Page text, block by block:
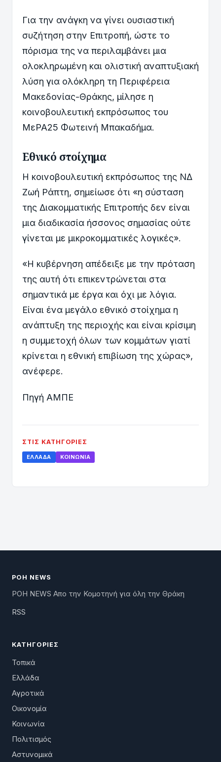
Για την ανάγκη να γίνει ουσιαστική
συζήτηση στην Επιτροπή, ώστε το
πόρισμα της να περιλαμβάνει μια
ολοκληρωμένη και ολιστική αναπτυξιακή
λύση για ολόκληρη τη Περιφέρεια
Μακεδονίας-Θράκης, μίλησε η
κοινοβουλευτική εκπρόσωπος του
ΜεΡΑ25 Φωτεινή Μπακαδήμα.
Εθνικό στοίχημα
Η κοινοβουλευτική εκπρόσωπος της ΝΔ
Ζωή Ράπτη, σημείωσε ότι «η σύσταση
της Διακομματικής Επιτροπής δεν είναι
μια διαδικασία ήσσονος σημασίας ούτε
γίνεται με μικροκομματικές λογικές».
«Η κυβέρνηση απέδειξε με την πρόταση
της αυτή ότι επικεντρώνεται στα
σημαντικά με έργα και όχι με λόγια.
Είναι ένα μεγάλο εθνικό στοίχημα η
ανάπτυξη της περιοχής και είναι κρίσιμη
η συμμετοχή όλων των κομμάτων γιατί
κρίνεται η εθνική επιβίωση της χώρας»,
ανέφερε.
Πηγή ΑΜΠΕ
ΣΤΙΣ ΚΑΤΗΓΟΡΊΕΣ
ΕΛΛΆΔΑ ΚΟΙΝΩΝΊΑ
ΡΟΗ NEWS
ΡΟΗ NEWS Απο την Κομοτηνή για όλη την Θράκη
RSS
ΚΑΤΗΓΟΡΊΕΣ
Τοπικά
Ελλάδα
Αγροτικά
Οικονομία
Κοινωνία
Πολιτισμός
Αστυνομικά